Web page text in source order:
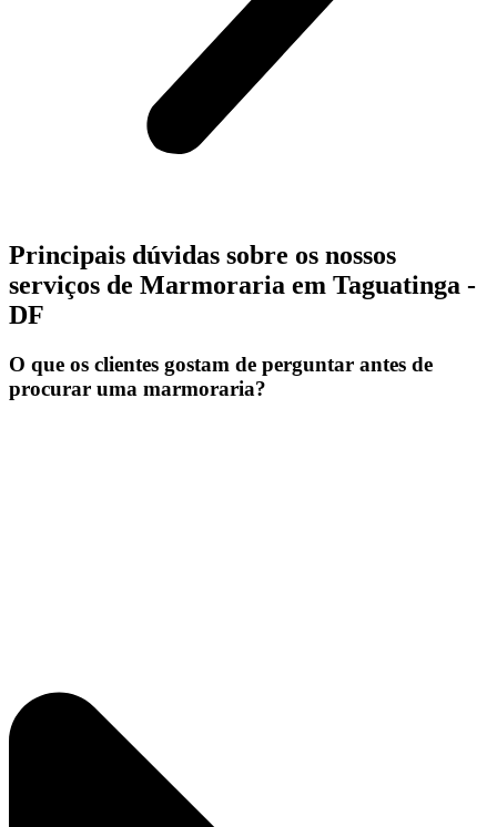
Principais dúvidas sobre os nossos
serviços de Marmoraria em Taguatinga -
DF
O que os clientes gostam de perguntar antes de
procurar uma marmoraria?